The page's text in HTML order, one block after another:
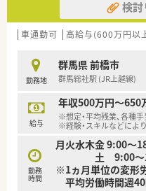
■産前産後休暇・育児休
も取得中の従業員がい
が可能です。
りやすい環境です。
■勤続10年以上在籍し
＜研修制度＞
■OJT、合同研修会(年2
わせた充実した教育体
■研修の一環として大
れています。
＜こんな方にオススメ！
★ライフワークバランス
検討
車通勤可 高給与(600万円以
勤務地
群馬県 前橋市
群馬総社駅 (JR上越線)
給与
年収500万円～650
※想定・平均残業、各種
※経験・スキルなどによ
勤務
時間
月火水木金 9:00～
土 9:00～
※1ヵ月単位の変形
平均労働時間週